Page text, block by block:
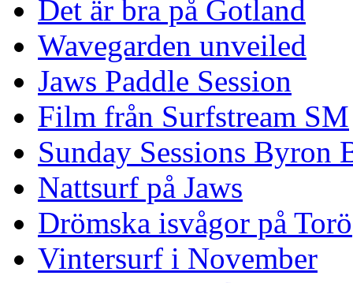
Det är bra på Gotland
Wavegarden unveiled
Jaws Paddle Session
Film från Surfstream SM
Sunday Sessions Byron
Nattsurf på Jaws
Drömska isvågor på Torö
Vintersurf i November